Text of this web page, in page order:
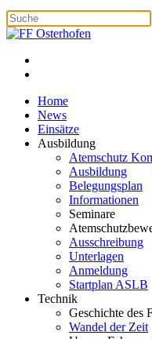
Home
News
Einsätze
Ausbildung
Atemschutz
Ausbildung
Belegungsplan
Informationen
Seminare
Ausschreibung
Unterlagen
Anmeldung
Startplan ASLB
Technik
Geschichte des
Wandel der Zeit